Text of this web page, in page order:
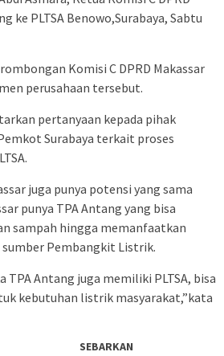
ke PLTSA Benowo,Surabaya, Sabtu
Komisi C DPRD Makassar
perusahaan tersebut.
pertanyaan kepada pihak
Surabaya terkait proses
juga punya potensi yang sama
punya TPA Antang yang bisa
sampah hingga memanfaatkan
Pembangkit Listrik.
TPA Antang juga memiliki PLTSA, bisa
kebutuhan listrik masyarakat,”kata
SEBARKAN